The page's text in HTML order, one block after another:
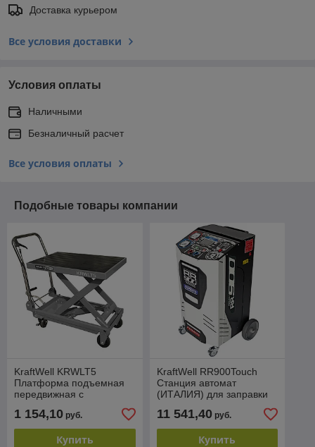
Доставка курьером
Все условия доставки
Условия оплаты
Наличными
Безналичный расчет
Все условия оплаты
Подобные товары компании
KraftWell KRWLT5
Платформа подъемная
передвижная с
приводом, г/п 500 кг.
1 154,10 руб.
Купить
KraftWell RR900Touch
Станция автомат
(ИТАЛИЯ) для заправки
кондиционеров,
сенсорный дисплей
11 541,40руб.
Купить